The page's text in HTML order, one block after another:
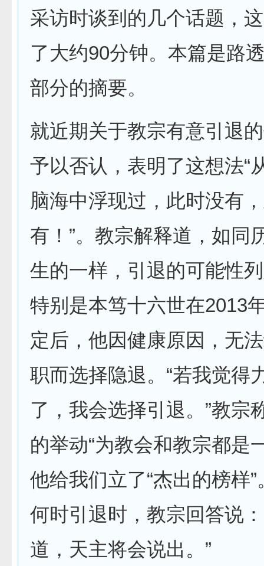
采访时谈到的几个话题，
了大约90分钟。本篇是路
部分的摘要。
就近期关于教宗有意引退
予以否认，表明了这想法“
脑海中浮现过，此时没有
有！”。教宗解释道，如同
生的一样，引退的可能性
特别是本笃十六世在2013
定后，他因健康原因，无
职而选择隐退。“若我觉得
了，我会选择引退。”教宗
的举动“为教会和教宗都是
他给我们立了“杰出的榜样
何时引退时，教宗回答说
道，天主将会说出。”